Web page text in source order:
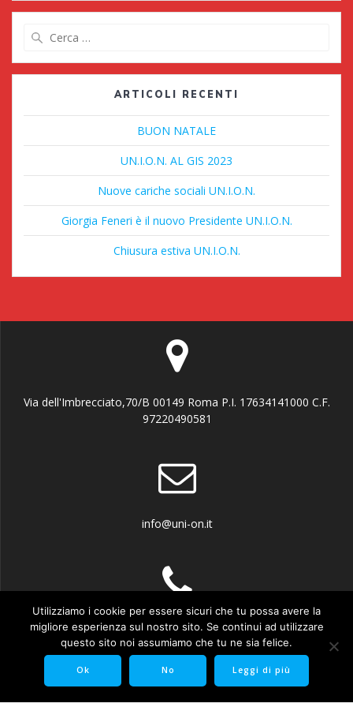
ARTICOLI RECENTI
BUON NATALE
UN.I.O.N. AL GIS 2023
Nuove cariche sociali UN.I.O.N.
Giorgia Feneri è il nuovo Presidente UN.I.O.N.
Chiusura estiva UN.I.O.N.
Via dell'Imbrecciato,70/B 00149 Roma P.I. 17634141000 C.F.
97220490581
info@uni-on.it
335.1004161
Utilizziamo i cookie per essere sicuri che tu possa avere la
migliore esperienza sul nostro sito. Se continui ad utilizzare
questo sito noi assumiamo che tu ne sia felice.
Ok No Leggi di più